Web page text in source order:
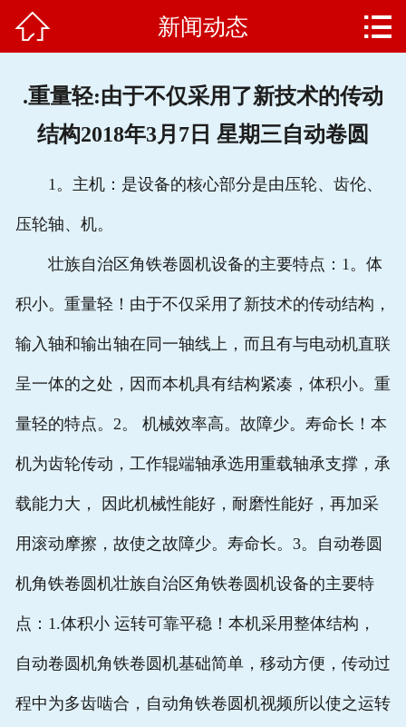
企业文化
售后服务
联系我们
 新闻动态 
.重量轻:由于不仅采用了新技术的传动
结构2018年3月7日 星期三自动卷圆
1。主机：是设备的核心部分是由压轮、齿伦、
压轮轴、机。
壮族自治区角铁卷圆机设备的主要特点：1。体
积小。重量轻！由于不仅采用了新技术的传动结构，
输入轴和输出轴在同一轴线上，而且有与电动机直联
呈一体的之处，因而本机具有结构紧凑，体积小。重
量轻的特点。2。 机械效率高。故障少。寿命长！本
机为齿轮传动，工作辊端轴承选用重载轴承支撑，承
载能力大， 因此机械性能好，耐磨性能好，再加采
用滚动摩擦，故使之故障少。寿命长。3。自动卷圆
机角铁卷圆机壮族自治区角铁卷圆机设备的主要特
点：1.体积小 运转可靠平稳！本机采用整体结构，
自动卷圆机角铁卷圆机基础简单，移动方便，传动过
程中为多齿啮合，自动角铁卷圆机视频所以使之运转